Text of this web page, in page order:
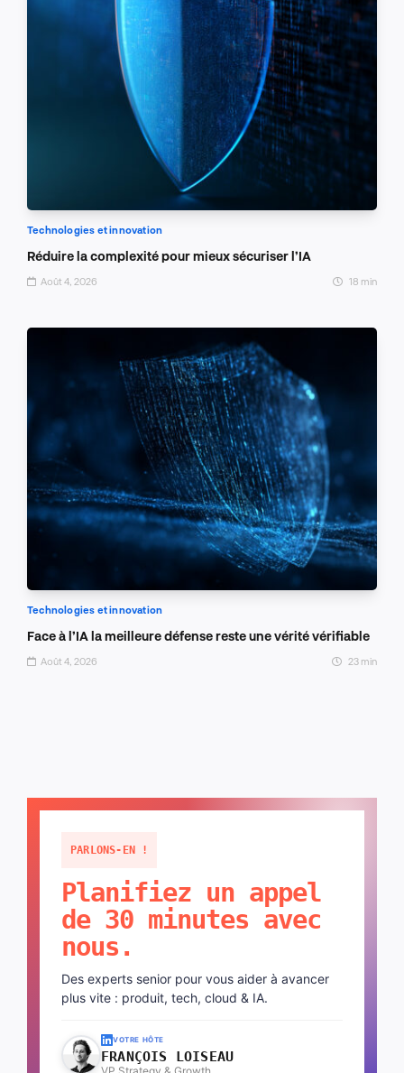
Technologies et innovation
Réduire la complexité pour mieux sécuriser l’IA
Août 4, 2026 18 min
Technologies et innovation
Face à l’IA la meilleure défense reste une vérité vérifiable
Août 4, 2026 23 min
PARLONS-EN !
Planifiez un appel
de 30 minutes avec
nous.
Des experts senior pour vous aider à avancer
plus vite : produit, tech, cloud & IA.
VOTRE HÔTE
FRANÇOIS LOISEAU